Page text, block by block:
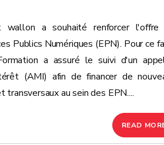
wallon a souhaité renforcer l'offre
Publics Numériques (EPN). Pour ce
a assuré le suivi d'un
(AMI) afin de financer de
au sein des EPN....
READ